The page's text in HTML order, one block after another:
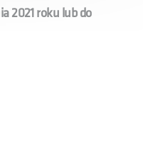
2021 roku lub do